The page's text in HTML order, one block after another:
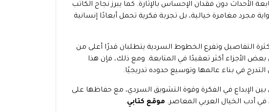
الأحداث دون فقدان الإحساس بالإثارة. كما يبرز نجاح الكاتب
مجرد مغامرة خيالية، بل تجربة فكرية تحمل أبعادًا إنسانية
التفاصيل وتفرع الخطوط السردية يتطلبان قدرًا أعلى من
الأجزاء أكثر تعقيدًا في المتابعة. ومع ذلك، فإن هذا
في بناء عالمها وتوسيع حدوده تدريجيًا.
بين الإبداع في الفكرة وقوة التشويق السردي، مع حفاظها على
أدب الخيال العربي المعاصر. موقع كتابي.